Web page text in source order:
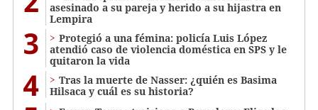
asesinado a su pareja y herido a su hijastra en
Lempira
3
Protegió a una fémina: policía Luis López
atendió caso de violencia doméstica en SPS y le
quitaron la vida
4
Tras la muerte de Nasser: ¿quién es Basima
Hilsaca y cuál es su historia?